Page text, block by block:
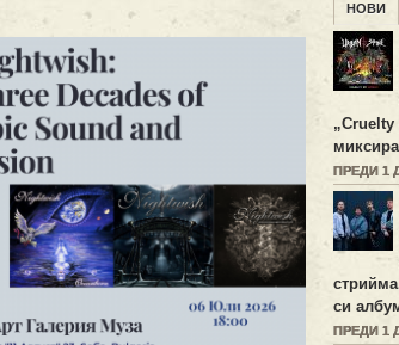
НОВИ
„Cruelty
ПРЕДИ 1
си
ПРЕДИ 1